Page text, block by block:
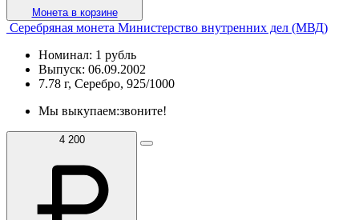
Монета в корзине
Серебряная монета Министерство внутренних дел (МВД)
Номинал: 1 рубль
Выпуск: 06.09.2002
7.78 г, Серебро, 925/1000
Мы выкупаем:звоните!
4 200